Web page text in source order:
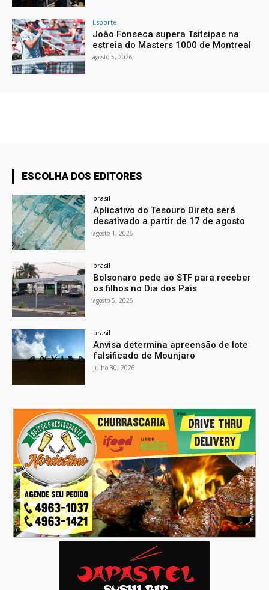
Esporte
João Fonseca supera Tsitsipas na
estreia do Masters 1000 de Montreal
agosto 5, 2026
ESCOLHA DOS EDITORES
brasil
Aplicativo do Tesouro Direto será
desativado a partir de 17 de agosto
agosto 1, 2026
brasil
Bolsonaro pede ao STF para receber
os filhos no Dia dos Pais
agosto 5, 2026
brasil
Anvisa determina apreensão de lote
falsificado de Mounjaro
julho 30, 2026